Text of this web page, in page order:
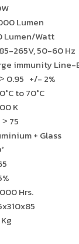
Lumen
Lumen/Watt
265V, 50-60 Hz
immunity Line-
0.95 +/- 2%
to 70°C
K
˃ 75
+ Glass
Hrs.